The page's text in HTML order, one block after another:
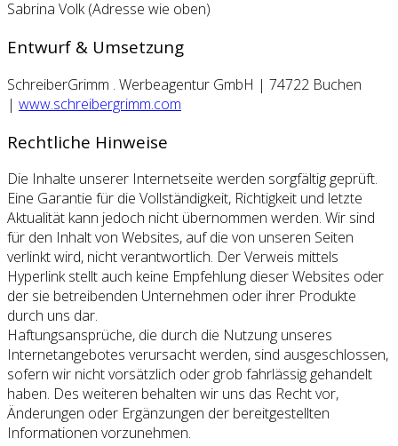
Sabrina Volk (Adresse wie oben)
Entwurf & Umsetzung
SchreiberGrimm . Werbeagentur GmbH | 74722 Buchen
| www.schreibergrimm.com
Rechtliche Hinweise
Die Inhalte unserer Internetseite werden sorgfältig geprüft.
Eine Garantie für die Vollständigkeit, Richtigkeit und letzte
Aktualität kann jedoch nicht übernommen werden. Wir sind
für den Inhalt von Websites, auf die von unseren Seiten
verlinkt wird, nicht verantwortlich. Der Verweis mittels
Hyperlink stellt auch keine Empfehlung dieser Websites oder
der sie betreibenden Unternehmen oder ihrer Produkte
durch uns dar.
Haftungsansprüche, die durch die Nutzung unseres
Internetangebotes verursacht werden, sind ausgeschlossen,
sofern wir nicht vorsätzlich oder grob fahrlässig gehandelt
haben. Des weiteren behalten wir uns das Recht vor,
Änderungen oder Ergänzungen der bereitgestellten
Informationen vorzunehmen.